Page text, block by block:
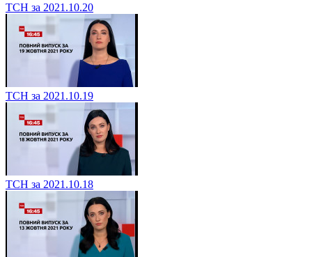
ТСН за 2021.10.20
ТСН за 2021.10.19
ТСН за 2021.10.18